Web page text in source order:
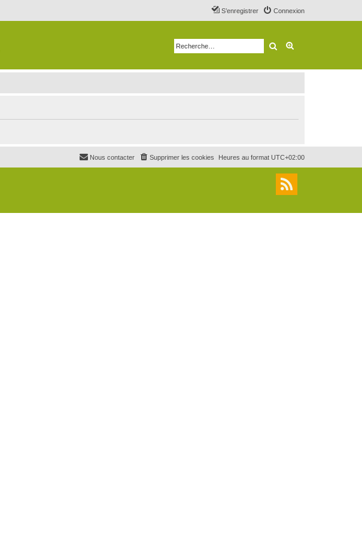
Connexion
S’enregistrer
Rechercher
Heures au format UTC+02:00
Supprimer les cookies
Nous contacter